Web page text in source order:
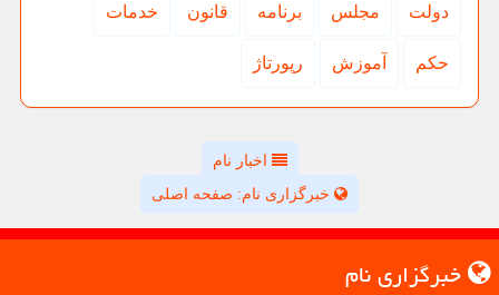
دولت مجلس برنامه قانون خدمات
حكم آموزش رپورتاژ
اخبار نام
خبرگزاری نام: صفحه اصلی
خبرگزاری نام